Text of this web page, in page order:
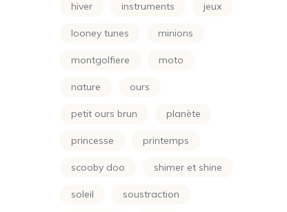
hiver instruments jeux
looney tunes minions
montgolfiere moto
nature ours
petit ours brun planète
princesse printemps
scooby doo shimer et shine
soleil soustraction